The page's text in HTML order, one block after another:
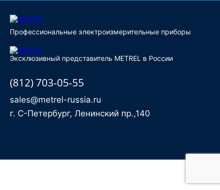
Профессиональные электроизмерительные приборы
Эксклюзивный представитель METREL в России
(812) 703-05-55
sales@metrel-russia.ru
г. С-Петербург, Ленинский пр.,140